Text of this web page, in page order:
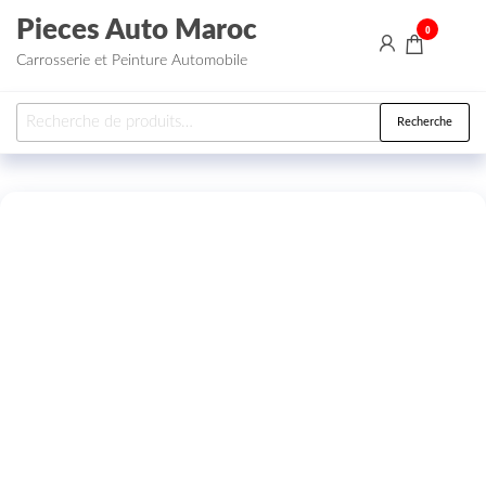
Aller au contenu
Pieces Auto Maroc
Carrosserie et Peinture Automobile
0
Recherche pour : Recherche